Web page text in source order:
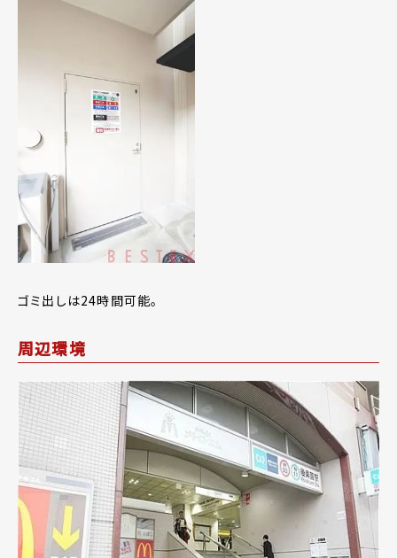
ゴミ出しは24時間可能。
周辺環境